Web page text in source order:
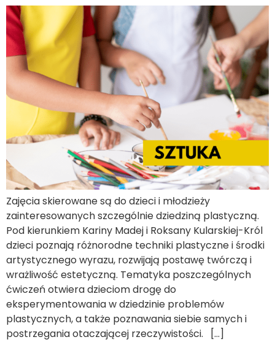
Zajęcia skierowane są do dzieci i młodzieży
zainteresowanych szczególnie dziedziną plastyczną.
Pod kierunkiem Kariny Madej i Roksany Kularskiej-Król
dzieci poznają różnorodne techniki plastyczne i środki
artystycznego wyrazu, rozwijają postawę twórczą i
wrażliwość estetyczną. Tematyka poszczególnych
ćwiczeń otwiera dzieciom drogę do
eksperymentowania w dziedzinie problemów
plastycznych, a także poznawania siebie samych i
postrzegania otaczającej rzeczywistości. […]